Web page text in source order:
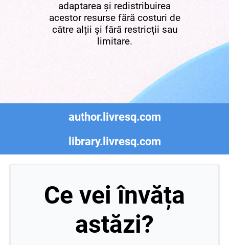
adaptarea și redistribuirea
acestor resurse fără costuri de
către alții și fără restricții sau
limitare.
author.livresq.com
library.livresq.com
Ce vei învăța
astăzi?